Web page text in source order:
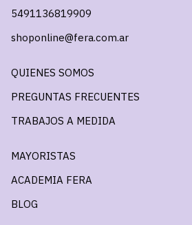
5491136819909
shoponline@fera.com.ar
QUIENES SOMOS
PREGUNTAS FRECUENTES
TRABAJOS A MEDIDA
MAYORISTAS
ACADEMIA FERA
BLOG